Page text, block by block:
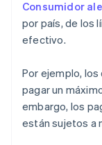
Consumidor
por país, de los
efectivo.
Por ejemplo,
pagar un
embargo, los
están sujetos a